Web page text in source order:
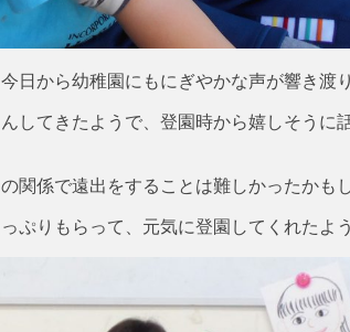
日から幼稚園にもにぎやかな声が響き渡
してきたようで、登園時から嬉しそうに
関係で遠出をすることは難しかったかも
ぷりもらって、元気に登園してくれたよ